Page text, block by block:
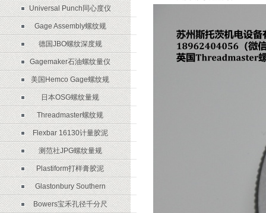
Universal Punch同心度仪
Gage Assembly螺纹规
德国JBO螺纹深度规
Gagemaker石油螺纹量仪
美国Hemco Gage螺纹规
日本OSG螺纹量规
Threadmaster螺纹规
Flexbar 16130计量胶泥
测范社JPG螺纹量规
Plastiform打样膏胶泥
Glastonbury Southern
Bowers宝禾孔径千分尺